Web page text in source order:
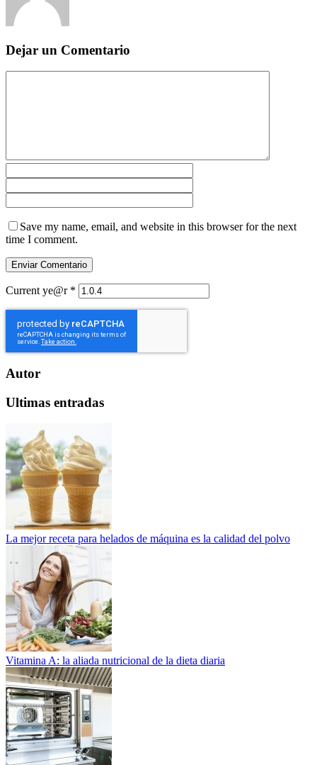
Dejar un Comentario
Save my name, email, and website in this browser for the next
time I comment.
Current ye@r *
Autor
Ultimas entradas
La mejor receta para helados de máquina es la calidad del polvo
Vitamina A: la aliada nutricional de la dieta diaria